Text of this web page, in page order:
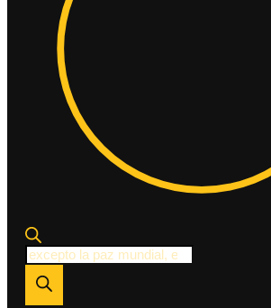
Búsqueda
de
productos